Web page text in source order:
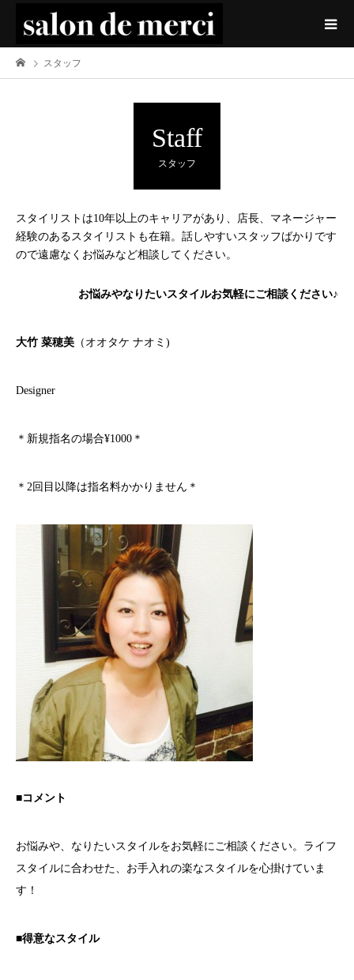
スタッフ
Staff
スタッフ
スタイリストは10年以上のキャリアがあり、店長、マネージャー
経験のあるスタイリストも在籍。話しやすいスタッフばかりです
ので遠慮なくお悩みなど相談してください。
お悩みやなりたいスタイルお気軽にご相談ください♪
大竹 菜穂美 （オオタケ ナオミ)
Designer
＊新規指名の場合¥1000＊
＊2回目以降は指名料かかりません＊
■コメント
お悩みや、なりたいスタイルをお気軽にご相談ください。ライフ
スタイルに合わせた、お手入れの楽なスタイルを心掛けていま
す！
■得意なスタイル